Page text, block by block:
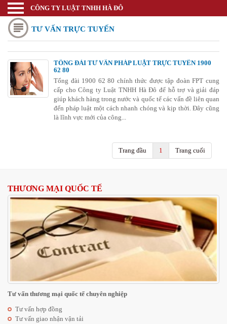
Luật sư
Trang chủ
Thương mại quốc tế
Thành lập doanh nghiệp
Thay đổi đăng ký kinh doanh
Bảo hộ nhãn hiệu
Giấy phép Y tế - Văn Hóa
Thư viện pháp luật
CÔNG TY LUẬT TNHH HÀ ĐÔ
TƯ VẤN TRỰC TUYẾN
TỔNG ĐÀI TƯ VẤN PHÁP LUẬT TRỰC TUYẾN 1900
62 80
Tổng đài 1900 62 80 chính thức được tập đoàn FPT cung
cấp cho Công ty Luật TNHH Hà Đô để hỗ trợ và giải đáp
giúp khách hàng trong nước và quốc tế các vấn đề liên quan
đến pháp luật một cách nhanh chóng và kịp thời. Đây cũng
là lĩnh vực mới của công...
Trang đầu 1 Trang cuối
THƯƠNG MẠI QUỐC TẾ
Tư vấn thương mại quốc tế chuyên nghiệp
Tư vấn hợp đồng
Tư vấn giao nhận vận tải